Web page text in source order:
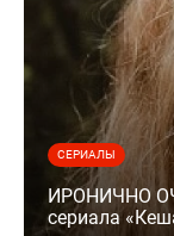
СЕРИАЛЫ
ИРОНИЧНО
сериала